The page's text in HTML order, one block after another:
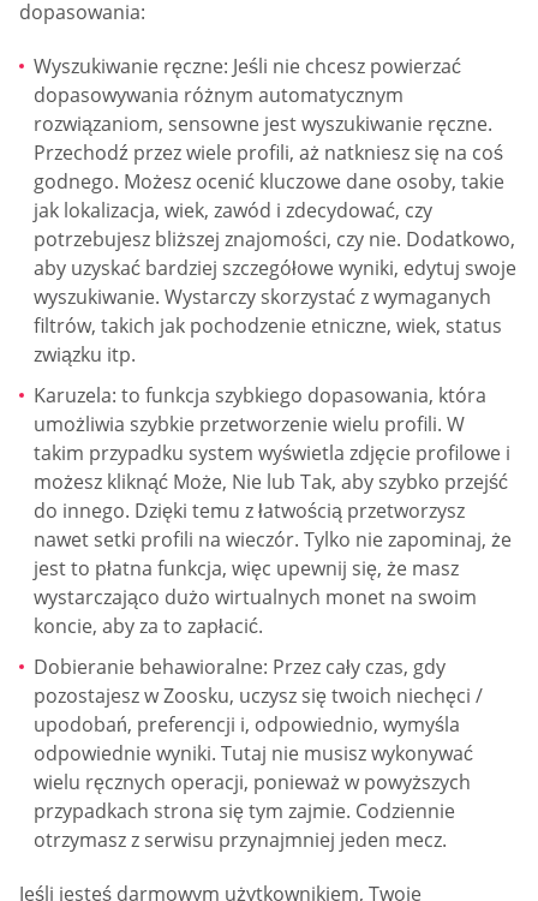
dopasowania:
Wyszukiwanie ręczne: Jeśli nie chcesz powierzać
dopasowywania różnym automatycznym
rozwiązaniom, sensowne jest wyszukiwanie ręczne.
Przechodź przez wiele profili, aż natkniesz się na coś
godnego. Możesz ocenić kluczowe dane osoby, takie
jak lokalizacja, wiek, zawód i zdecydować, czy
potrzebujesz bliższej znajomości, czy nie. Dodatkowo,
aby uzyskać bardziej szczegółowe wyniki, edytuj swoje
wyszukiwanie. Wystarczy skorzystać z wymaganych
filtrów, takich jak pochodzenie etniczne, wiek, status
związku itp.
Karuzela: to funkcja szybkiego dopasowania, która
umożliwia szybkie przetworzenie wielu profili. W
takim przypadku system wyświetla zdjęcie profilowe i
możesz kliknąć Może, Nie lub Tak, aby szybko przejść
do innego. Dzięki temu z łatwością przetworzysz
nawet setki profili na wieczór. Tylko nie zapominaj, że
jest to płatna funkcja, więc upewnij się, że masz
wystarczająco dużo wirtualnych monet na swoim
koncie, aby za to zapłacić.
Dobieranie behawioralne: Przez cały czas, gdy
pozostajesz w Zoosku, uczysz się twoich niechęci /
upodobań, preferencji i, odpowiednio, wymyśla
odpowiednie wyniki. Tutaj nie musisz wykonywać
wielu ręcznych operacji, ponieważ w powyższych
przypadkach strona się tym zajmie. Codziennie
otrzymasz z serwisu przynajmniej jeden mecz.
Jeśli jesteś darmowym użytkownikiem, Twoje